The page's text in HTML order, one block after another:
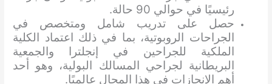
رئيسيًا في حوالي 90 حالة.
حصل على تدريب شامل ومتخصص في
الجراحات الروبوتية، بما في ذلك اعتماد الكلية
الملكية للجراحين في إنجلترا والجمعية
البريطانية لجراحي المسالك البولية، وهو أحد
أهم الإنجازات في هذا المجال عالميًا.